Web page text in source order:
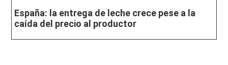
España: la entrega de leche crece pese a la
caída del precio al productor